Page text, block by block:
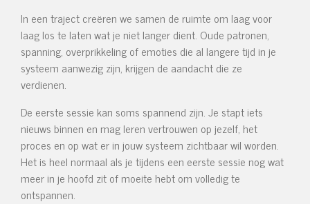
In een traject creëren we samen de ruimte om laag voor
laag los te laten wat je niet langer dient. Oude patronen,
spanning, overprikkeling of emoties die al langere tijd in je
systeem aanwezig zijn, krijgen de aandacht die ze
verdienen.
De eerste sessie kan soms spannend zijn. Je stapt iets
nieuws binnen en mag leren vertrouwen op jezelf, het
proces en op wat er in jouw systeem zichtbaar wil worden.
Het is heel normaal als je tijdens een eerste sessie nog wat
meer in je hoofd zit of moeite hebt om volledig te
ontspannen.